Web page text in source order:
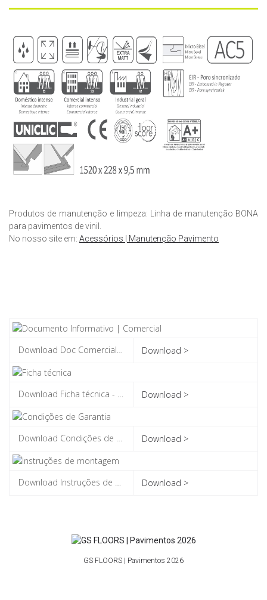
Produtos de manutenção e limpeza: Linha de manutenção BONA
para pavimentos de vinil.
No nosso site em: Acessórios | Manutenção Pavimento
Download >
Download >
Download >
Download >
GS FLOORS | Pavimentos 2026